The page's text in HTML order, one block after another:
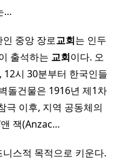
…
중앙 장로교회는 인두
출석하는 교회이다. 오
시 30분부터 한국인들
돌건물은 1916년 제1차
극 이후, 지역 공동체의
앤 잭(Anzac…
스적 목적으로 키운다.